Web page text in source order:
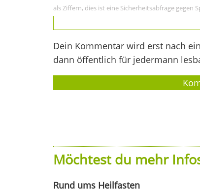
als Ziffern, dies ist eine Sicherheitsabfrage gegen
Dein Kommentar wird erst nach
dann öffentlich für jedermann
Möchtest du mehr
Rund ums Heilfasten